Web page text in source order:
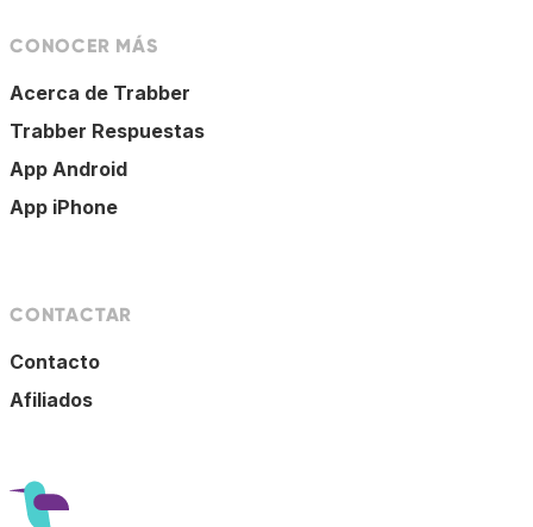
CONOCER MÁS
Acerca de Trabber
Trabber Respuestas
App Android
App iPhone
CONTACTAR
Contacto
Afiliados